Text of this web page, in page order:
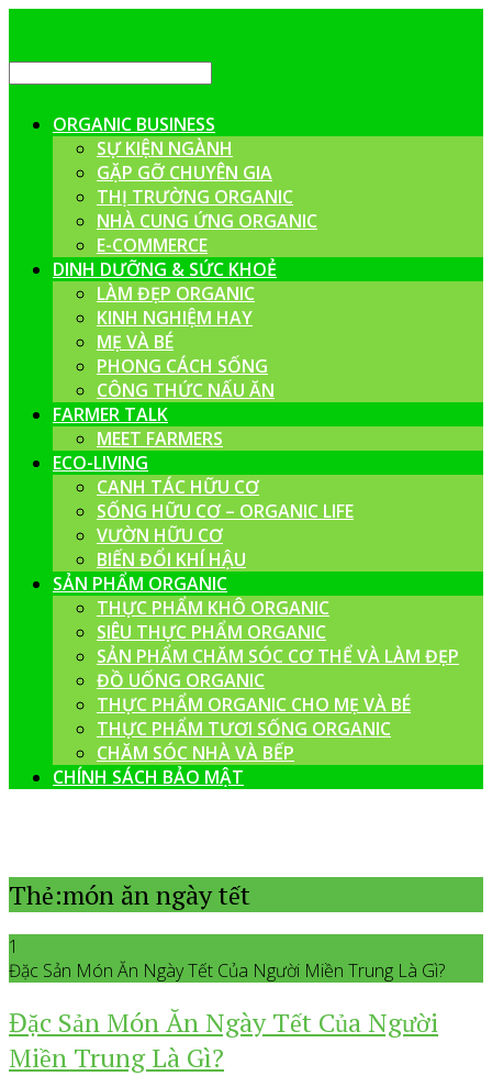
ORGANIC BUSINESS
SỰ KIỆN NGÀNH
GẶP GỠ CHUYÊN GIA
THỊ TRƯỜNG ORGANIC
NHÀ CUNG ỨNG ORGANIC
E-COMMERCE
DINH DƯỠNG & SỨC KHOẺ
LÀM ĐẸP ORGANIC
KINH NGHIỆM HAY
MẸ VÀ BÉ
PHONG CÁCH SỐNG
CÔNG THỨC NẤU ĂN
FARMER TALK
MEET FARMERS
ECO-LIVING
CANH TÁC HỮU CƠ
SỐNG HỮU CƠ – ORGANIC LIFE
VƯỜN HỮU CƠ
BIẾN ĐỔI KHÍ HẬU
SẢN PHẨM ORGANIC
THỰC PHẨM KHÔ ORGANIC
SIÊU THỰC PHẨM ORGANIC
SẢN PHẨM CHĂM SÓC CƠ THỂ VÀ LÀM ĐẸP
ĐỒ UỐNG ORGANIC
THỰC PHẨM ORGANIC CHO MẸ VÀ BÉ
THỰC PHẨM TƯƠI SỐNG ORGANIC
CHĂM SÓC NHÀ VÀ BẾP
CHÍNH SÁCH BẢO MẬT
Thẻ:món ăn ngày tết
1
Đặc Sản Món Ăn Ngày Tết Của Người Miền Trung Là Gì?
Đặc Sản Món Ăn Ngày Tết Của Người
Miền Trung Là Gì?